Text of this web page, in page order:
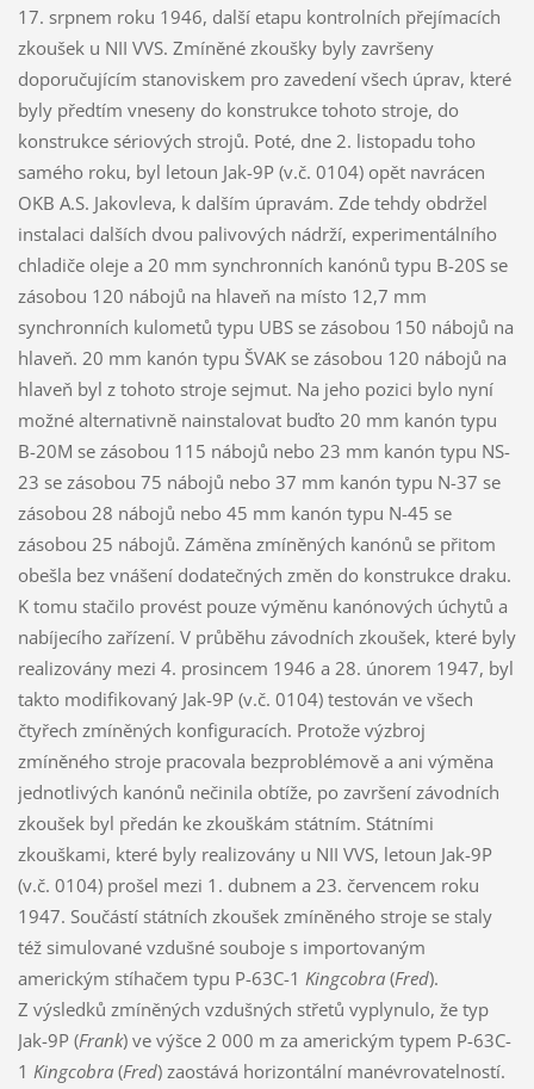
17. srpnem roku 1946, další etapu kontrolních přejímacích
zkoušek u NII VVS. Zmíněné zkoušky byly završeny
doporučujícím stanoviskem pro zavedení všech úprav, které
byly předtím vneseny do konstrukce tohoto stroje, do
konstrukce sériových strojů. Poté, dne 2. listopadu toho
samého roku, byl letoun Jak-9P (v.č. 0104) opět navrácen
OKB A.S. Jakovleva, k dalším úpravám. Zde tehdy obdržel
instalaci dalších dvou palivových nádrží, experimentálního
chladiče oleje a 20 mm synchronních kanónů typu B-20S se
zásobou 120 nábojů na hlaveň na místo 12,7 mm
synchronních kulometů typu UBS se zásobou 150 nábojů na
hlaveň. 20 mm kanón typu ŠVAK se zásobou 120 nábojů na
hlaveň byl z tohoto stroje sejmut. Na jeho pozici bylo nyní
možné alternativně nainstalovat buďto 20 mm kanón typu
B-20M se zásobou 115 nábojů nebo 23 mm kanón typu NS-
23 se zásobou 75 nábojů nebo 37 mm kanón typu N-37 se
zásobou 28 nábojů nebo 45 mm kanón typu N-45 se
zásobou 25 nábojů. Záměna zmíněných kanónů se přitom
obešla bez vnášení dodatečných změn do konstrukce draku.
K tomu stačilo provést pouze výměnu kanónových úchytů a
nabíjecího zařízení. V průběhu závodních zkoušek, které byly
realizovány mezi 4. prosincem 1946 a 28. únorem 1947, byl
takto modifikovaný Jak-9P (v.č. 0104) testován ve všech
čtyřech zmíněných konfiguracích. Protože výzbroj
zmíněného stroje pracovala bezproblémově a ani výměna
jednotlivých kanónů nečinila obtíže, po završení závodních
zkoušek byl předán ke zkouškám státním. Státními
zkouškami, které byly realizovány u NII VVS, letoun Jak-9P
(v.č. 0104) prošel mezi 1. dubnem a 23. červencem roku
1947. Součástí státních zkoušek zmíněného stroje se staly
též simulované vzdušné souboje s importovaným
americkým stíhačem typu P-63C-1 Kingcobra(Fred).
Z výsledků zmíněných vzdušných střetů vyplynulo, že typ
Jak-9P (Frank) ve výšce 2 000 m za americkým typem P-63C-
1 Kingcobra(Fred) zaostává horizontální manévrovatelností.